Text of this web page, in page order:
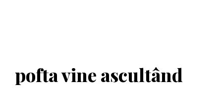
pofta vine ascultând